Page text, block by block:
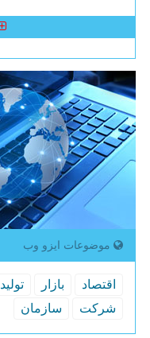
موضوعات ایزو وب
اقتصاد بازار تولید
شركت
سازمان